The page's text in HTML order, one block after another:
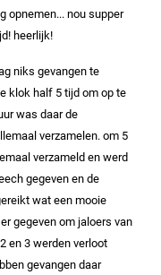
opnemen... nou supper
heerlijk!
niks gevangen te
klok half 5 tijd om op te
was daar de
verzamelen. om 5
verzameld en werd
gegeven en de
wat een mooie
gegeven om jaloers van
en 3 werden verloot
gevangen daar